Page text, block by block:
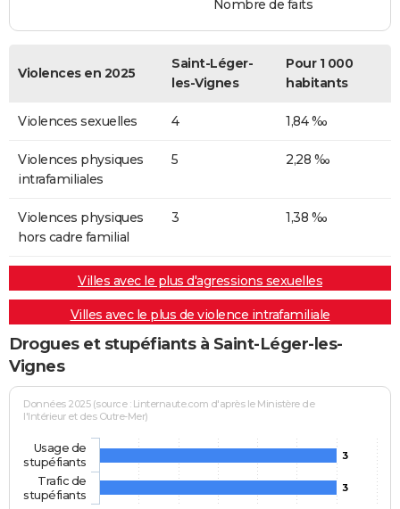
Nombre de faits
Violences en 2025
Saint-Léger-
les-Vignes
Pour 1 000
habitants
Violences sexuelles 4 1,84 ‰
Violences physiques
intrafamiliales
5 2,28 ‰
Violences physiques
hors cadre familial
3 1,38 ‰
Villes avec le plus d'agressions sexuelles
Villes avec le plus de violence intrafamiliale
Drogues et stupéfiants à Saint-Léger-les-
Vignes
Données 2025 (source : Linternaute.com d'après le Ministère de
l'Intérieur et des Outre-Mer)
3
3
Usage de
stupéfiants
Trafic de
stupéfiants